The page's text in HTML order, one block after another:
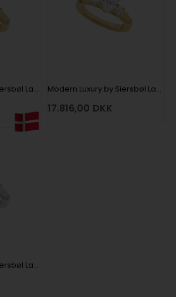
Modern Luxury by Siersbøl Lab grown diamantring med i alt 1,33 ct i 14 kt rødguld Modern Luxury by Siersbøl Lab grown diamantring med i alt 1,33 ct i 14 kt rødguld
17.816,00 DKK
Modern Luxury by Siersbøl Lab grown diamantring med i alt 1,33 ct i 14 kt hvidguld